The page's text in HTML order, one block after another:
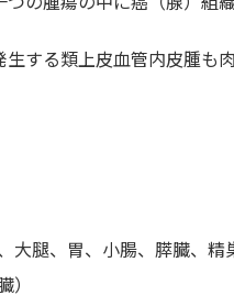
する類上皮血管内皮腫も
腿、胃、小腸、膵臓、精